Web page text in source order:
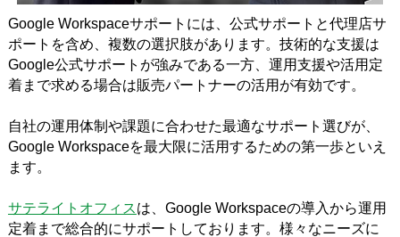
Google Workspaceサポートには、公式サポートと代理店サ
ポートを含め、複数の選択肢があります。技術的な支援は
Google公式サポートが強みである一方、運用支援や活用定
着まで求める場合は販売パートナーの活用が有効です。
自社の運用体制や課題に合わせた最適なサポート選びが、
Google Workspaceを最大限に活用するための第一歩といえ
ます。
サテライトオフィスは、Google Workspaceの導入から運用
定着まで総合的にサポートしております。様々なニーズに